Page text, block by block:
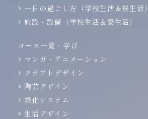
一日の過ごし方（学校生活＆寮生活）
施設・設備（学校生活＆寮生活）
コース一覧・学び
マンガ・アニメーション
クラフトデザイン
陶芸デザイン
緑化システム
生活デザイン